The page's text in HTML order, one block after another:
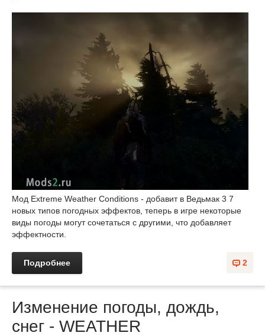
Мод Extreme Weather Conditions - добавит в Ведьмак 3 7
новых типов погодных эффектов, теперь в игре некоторые
виды погоды могут сочетаться с другими, что добавляет
эффектности.
2
Подробнее
Изменение погоды, дождь,
снег - WEATHER